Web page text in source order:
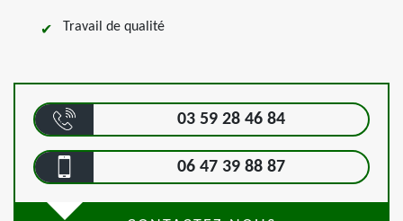
Travail de qualité
03 59 28 46 84
06 47 39 88 87